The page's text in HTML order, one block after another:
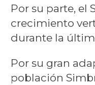
Por su parte, el
crecimiento
durante la
Por su gran
población